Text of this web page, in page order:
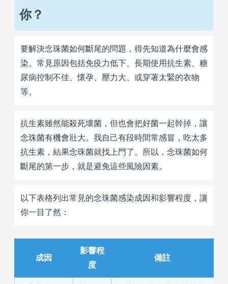
你？
要解決念珠菌如何斷尾的問題，得先知道為什麼會感
染。常見原因包括免疫力低下、長期使用抗生素、糖
尿病控制不佳、懷孕、壓力大、或穿著太緊的衣物
等。
抗生素雖然能殺死壞菌，但也會把好菌一起幹掉，讓
念珠菌有機會壯大。我自己有段時間常感冒，吃太多
抗生素，結果念珠菌就找上門了。所以，念珠菌如何
斷尾的第一步，就是避免這些風險因素。
以下表格列出常見的念珠菌感染成因和影響程度，讓
你一目了然：
成因
影響程
度
備註